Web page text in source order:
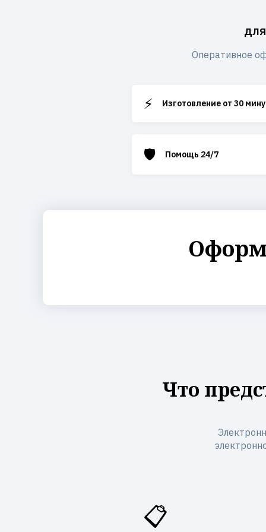
Оперативное
⚡ Изготовление от 30
🛡️ Помощь 24/7
Что
📋